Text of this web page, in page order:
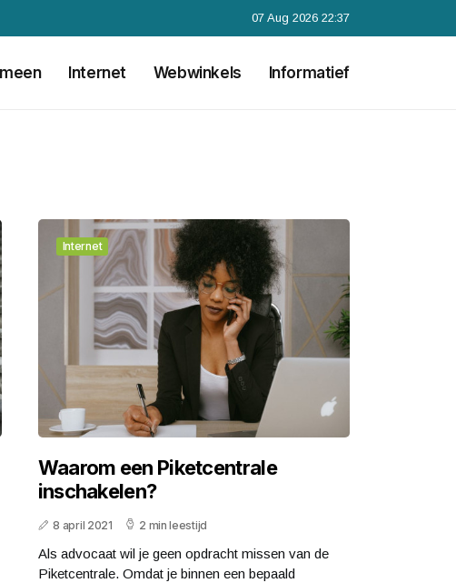
07 Aug 2026 22:37
Internet Webwinkels Informatief
Internet
Waarom een Piketcentrale
inschakelen?
8 april 2021 2 min leestijd
Als advocaat wil je geen opdracht missen van de
Piketcentrale. Omdat je binnen een bepaald